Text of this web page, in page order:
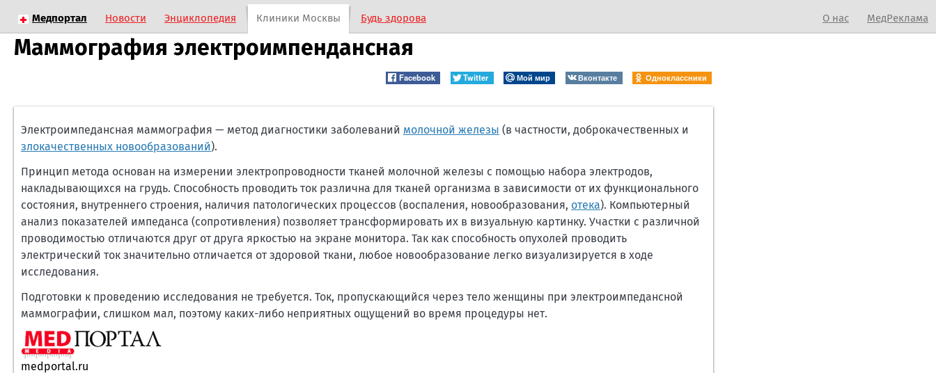
О нас МедРеклама
Медпортал Новости Энциклопедия Клиники Москвы Будь здорова
Маммография электроимпендансная
Facebook Twitter Мой мир Вконтакте Одноклассники
Электроимпедансная маммография — метод диагностики заболеваний молочной железы (в частности, доброкачественных и
злокачественных новообразований ).
Принцип метода основан на измерении электропроводности тканей молочной железы с помощью набора электродов,
накладывающихся на грудь. Способность проводить ток различна для тканей организма в зависимости от их функционального
состояния, внутреннего строения, наличия патологических процессов (воспаления, новообразования, отека). Компьютерный
анализ показателей импеданса (сопротивления) позволяет трансформировать их в визуальную картинку. Участки с различной
проводимостью отличаются друг от друга яркостью на экране монитора. Так как способность опухолей проводить
электрический ток значительно отличается от здоровой ткани, любое новообразование легко визуализируется в ходе
исследования.
Подготовки к проведению исследования не требуется. Ток, пропускающийся через тело женщины при электроимпедансной
маммографии, слишком мал, поэтому каких-либо неприятных ощущений во время процедуры нет.
medportal.ru